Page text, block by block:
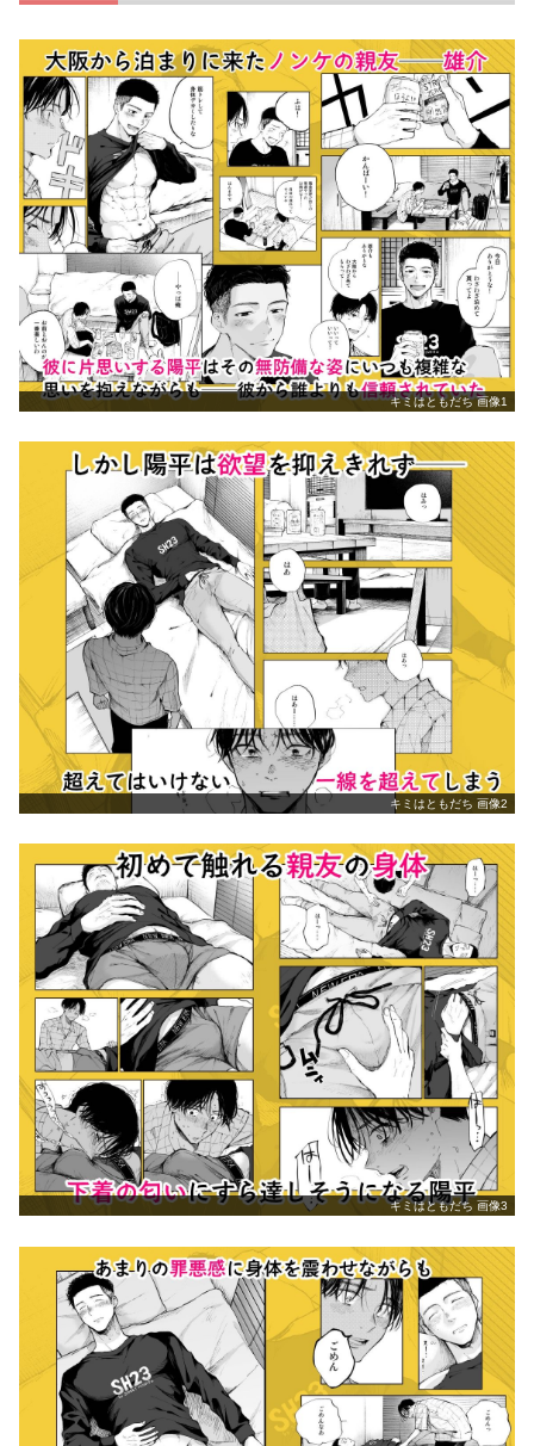
キミはともだち 画像1
キミはともだち 画像2
キミはともだち 画像3